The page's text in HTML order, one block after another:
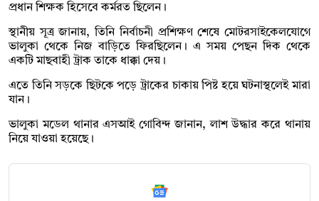
প্রধান শিক্ষক হিসেবে কর্মরত ছিলেন।
স্থানীয় সূত্র জানায়, তিনি নির্বাচনী প্রশিক্ষণ শেষে মোটরসাইকেলযোগে
ভালুকা থেকে নিজ বাড়িতে ফিরছিলেন। এ সময় পেছন দিক থেকে
একটি মাছবাহী ট্রাক তাকে ধাক্কা দেয়।
এতে তিনি সড়কে ছিটকে পড়ে ট্রাকের চাকায় পিষ্ট হয়ে ঘটনাস্থলেই মারা
যান।
ভালুকা মডেল থানার এসআই গোবিন্দ জানান, লাশ উদ্ধার করে থানায়
নিয়ে যাওয়া হয়েছে।